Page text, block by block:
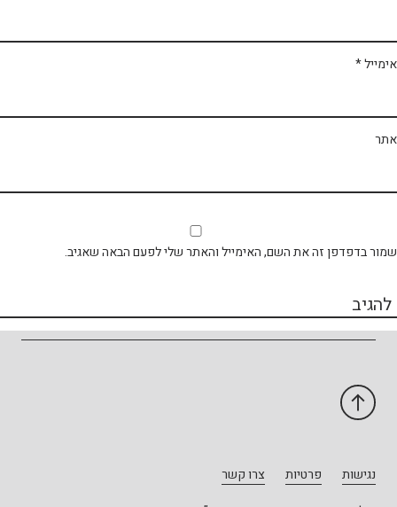
*
בדפדפן זה את השם, האימייל והאתר שלי לפעם הבאה שאגיב.
נגישות פרטיות
צרו קשר